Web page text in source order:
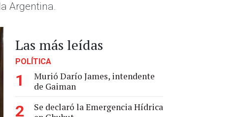
Argentina.
Las más leídas
POLÍTICA
1
Murió Darío James, intendente
de Gaiman
2
Se declaró la Emergencia Hídrica